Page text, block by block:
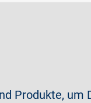
Produkte,